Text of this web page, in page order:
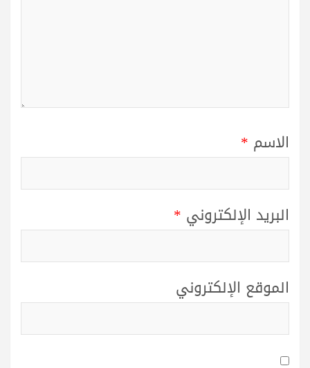
الاسم *
البريد الإلكتروني *
الموقع الإلكتروني